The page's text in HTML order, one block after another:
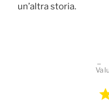
un’altra storia.